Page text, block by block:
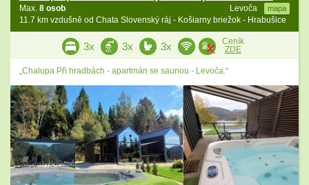
Levoča mapa
Max. 8 osob
11.7 km vzdušně od Chata Slovenský ráj - Košiarny briežok - Hrabušice
3x 3x 3x
Ceník
ZDE
„Chalupa Při hradbách - apartmán se saunou - Levoča.“